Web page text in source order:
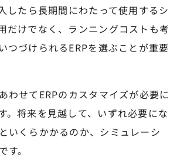
したら長期間にわたって使用するシ
だけでなく、ランニングコストも考
つづけられるERPを選ぶことが重要
わせてERPのカスタマイズが必要に
。将来を見越して、いずれ必要にな
いくらかかるのか、シミュレーシ
。